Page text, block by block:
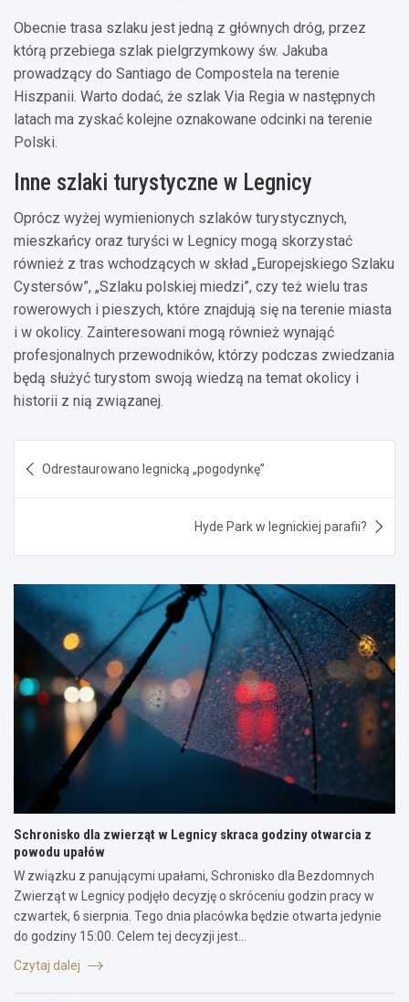
Obecnie trasa szlaku jest jedną z głównych dróg, przez
którą przebiega szlak pielgrzymkowy św. Jakuba
prowadzący do Santiago de Compostela na terenie
Hiszpanii. Warto dodać, że szlak Via Regia w następnych
latach ma zyskać kolejne oznakowane odcinki na terenie
Polski.
Inne szlaki turystyczne w Legnicy
Oprócz wyżej wymienionych szlaków turystycznych,
mieszkańcy oraz turyści w Legnicy mogą skorzystać
również z tras wchodzących w skład „Europejskiego Szlaku
Cystersów”, „Szlaku polskiej miedzi”, czy też wielu tras
rowerowych i pieszych, które znajdują się na terenie miasta
i w okolicy. Zainteresowani mogą również wynająć
profesjonalnych przewodników, którzy podczas zwiedzania
będą służyć turystom swoją wiedzą na temat okolicy i
historii z nią związanej.
wpisuOdrestaurowano legnicką „pogodynkę”
Hyde Park w legnickiej parafii?
Schronisko dla zwierząt w Legnicy skraca godziny otwarcia z
powodu upałów
W związku z panującymi upałami, Schronisko dla Bezdomnych
Zwierząt w Legnicy podjęło decyzję o skróceniu godzin pracy w
czwartek, 6 sierpnia. Tego dnia placówka będzie otwarta jedynie
do godziny 15:00. Celem tej decyzji jest…
Czytaj dalej